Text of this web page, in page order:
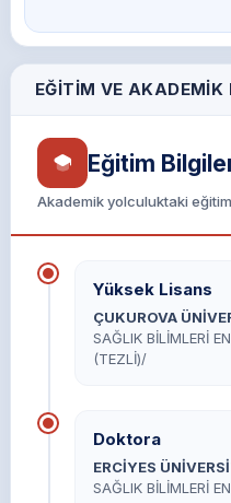
EĞITIM VE AKADEMIK
Eğitim
Akademik yolculuktaki
Yüksek Lisans
ÇUKUROVA
SAĞLIK BİLİMLERİ
(TEZLİ)/
Doktora
ERCİYES
SAĞLIK BİLİMLERİ